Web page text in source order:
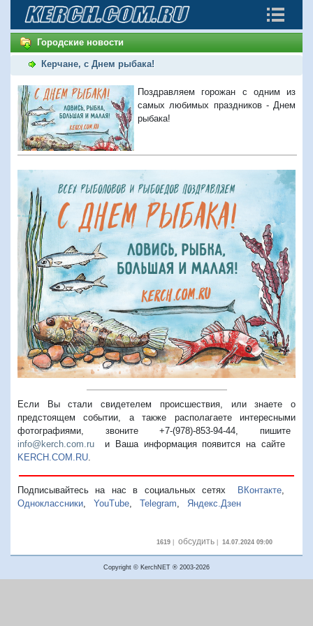
Городские новости
Керчане, с Днем рыбака!
Поздравляем горожан с одним из
самых любимых праздников - Днем
рыбака!
Если Вы стали свидетелем происшествия, или знаете о
предстоящем событии, а также располагаете интересными
фотографиями, звоните +7-(978)-853-94-44, пишите
info@kerch.com.ru и Ваша информация появится на сайте
KERCH.COM.RU.
Подписывайтесь на нас в социальных сетях ВКонтакте,
Одноклассники, YouTube, Telegram, Яндекс.Дзен
1619| обсудить| 14.07.2024 09:00
Copyright © KerchNET ® 2003-2026